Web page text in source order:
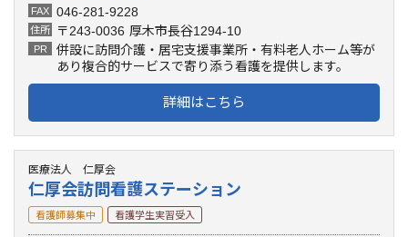
FAX 046-281-9228
住所 〒243-0036 厚木市長谷1294-10
PR
併設に訪問介護・居宅支援事業所・有料老人ホーム等が
あり複合的サービスで寄り添う看護を提供します。
詳細はこちら
医療法人 仁厚会
仁厚会訪問看護ステーション
看護師募集中 看護学生実習受入